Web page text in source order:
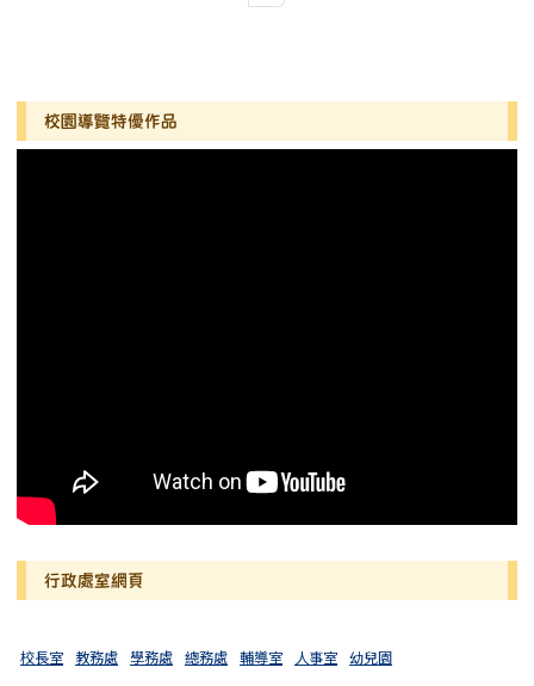
左邊區域內容
校園導覽特優作品
行政處室網頁
校長室 教務處 學務處 總務處 輔導室 人事室 幼兒園